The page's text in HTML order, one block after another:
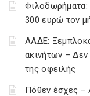
300 ευρώ τον
ΑΑΔΕ:
ακινήτων – Δεν
της οφειλής
Πόθεν έσχες –